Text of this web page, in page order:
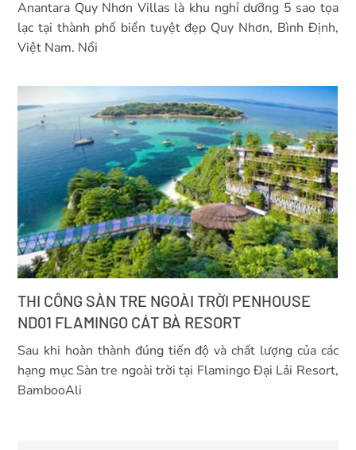
Anantara Quy Nhơn Villas là khu nghỉ dưỡng 5 sao tọa
lạc tại thành phố biển tuyệt đẹp Quy Nhơn, Bình Định,
Việt Nam. Nổi
THI CÔNG SÀN TRE NGOÀI TRỜI PENHOUSE
ND01 FLAMINGO CÁT BÀ RESORT
Sau khi hoàn thành đúng tiến độ và chất lượng của các
hạng mục Sàn tre ngoài trời tại Flamingo Đại Lải Resort,
BambooAli